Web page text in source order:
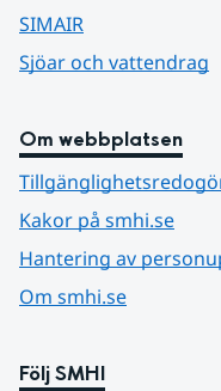
SIMAIR
Sjöar och vattendrag
Om webbplatsen
Kakor på smhi.se
Hantering av
Om smhi.se
Följ SMHI